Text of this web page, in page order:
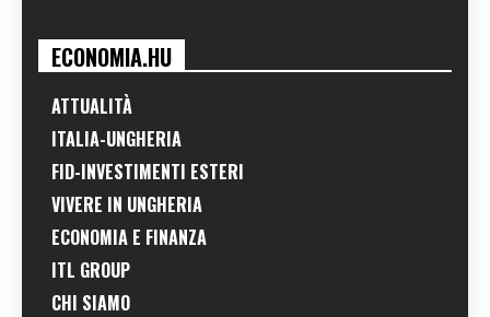
ECONOMIA.HU
ATTUALITÀ
ITALIA-UNGHERIA
FID-INVESTIMENTI ESTERI
VIVERE IN UNGHERIA
ECONOMIA E FINANZA
ITL GROUP
CHI SIAMO